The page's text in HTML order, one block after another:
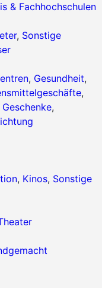
& Fachhochschulen
, Sonstige
, Gesundheit,
,
,
, Kinos, Sonstige